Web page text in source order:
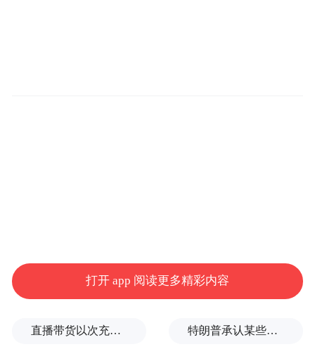
Notice: The content above (including the videos,
pictures and audios if any) is uploaded and posted
by the user of Dafeng Hao, which is a social media
space services.”
打开 app 阅读更多精彩内容
直播带货以次充好、拒不发货，算诈骗吗？ 特朗普承认某些弹药供应紧张